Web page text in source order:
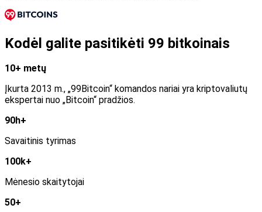
Kodėl galite pasitikėti 99 bitkoinais
10+ metų
Įkurta 2013 m., „99Bitcoin“ komandos nariai yra kriptovaliutų
ekspertai nuo „Bitcoin“ pradžios.
90h+
Savaitinis tyrimas
100k+
Mėnesio skaitytojai
50+